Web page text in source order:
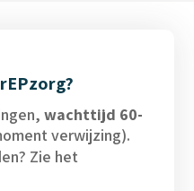
wachttijd 60-
verwijzing).
Zie het